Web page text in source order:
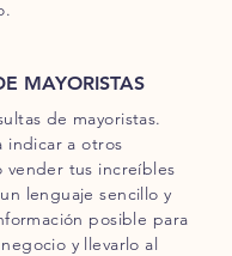
MAYORISTAS
de mayoristas.
indicar a otros
vender tus increíbles
lenguaje sencillo y
posible para
y llevarlo al